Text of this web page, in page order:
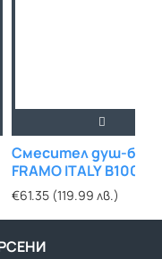
Смесител душ-
FRAMO ITALY B100
€61.35 (119.99 лв.)